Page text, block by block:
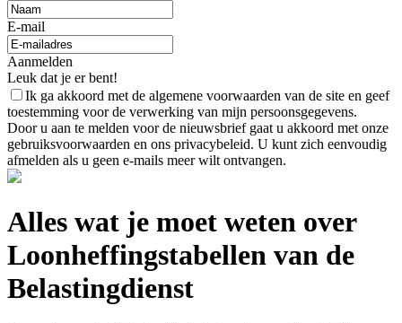
E-mail
Aanmelden
Leuk dat je er bent!
Ik ga akkoord met de algemene voorwaarden van de site en geef
toestemming voor de verwerking van mijn persoonsgegevens.
Door u aan te melden voor de nieuwsbrief gaat u akkoord met onze
gebruiksvoorwaarden en ons privacybeleid. U kunt zich eenvoudig
afmelden als u geen e-mails meer wilt ontvangen.
Alles wat je moet weten over
Loonheffingstabellen van de
Belastingdienst